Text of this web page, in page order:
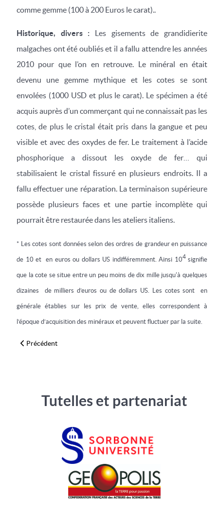
comme gemme (100 à 200 Euros le carat)..
Historique, divers : Les gisements de grandidierite
malgaches ont été oubliés et il a fallu attendre les années
2010 pour que l’on en retrouve. Le minéral en était
devenu une gemme mythique et les cotes se sont
envolées (1000 USD et plus le carat). Le spécimen a été
acquis auprès d’un commerçant qui ne connaissait pas les
cotes, de plus le cristal était pris dans la gangue et peu
visible et avec des oxydes de fer. Le traitement à l’acide
phosphorique a dissout les oxyde de fer… qui
stabilisaient le cristal fissuré en plusieurs endroits. Il a
fallu effectuer une réparation. La terminaison supérieure
possède plusieurs faces et une partie incomplète qui
pourrait être restaurée dans les ateliers italiens.
* Les cotes sont données selon des ordres de grandeur en puissance
de 10 et en euros ou dollars US indifféremment. Ainsi 104signifie
que la cote se situe entre un peu moins de dix mille jusqu'à quelques
dizaines de milliers d’euros ou de dollars US. Les cotes sont en
générale établies sur les prix de vente, elles correspondent à
l’époque d’acquisition des minéraux et peuvent fluctuer par la suite.
Article précédent : Descloizite (15x8x7cm)
Précédent
Tutelles et partenariat